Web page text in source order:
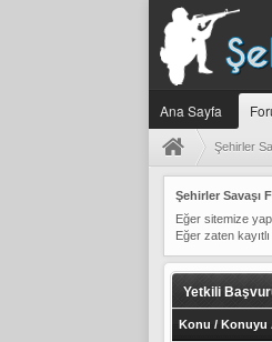
Ana Sayfa
Şehirler
Şehirler Savaşı
Eğer sitemize
Eğer zaten
Yetkili
Konu / Konuyu